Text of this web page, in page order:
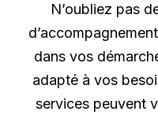
N’oubliez pas
dans vos
adapté à vos
services peuvent